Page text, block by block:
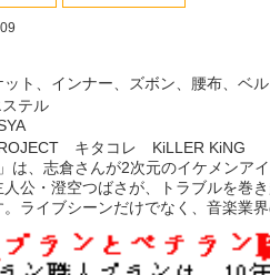
ト、インナー、ズボン、腰布、ベ
テル
キタコレ KiLLER KiNG
は、志倉さんが2次元のイケメンア
人公・澄空つばさが、トラブルを巻
ライブシーンだけでなく、音楽業